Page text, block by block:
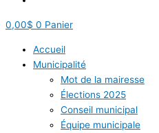
0,00$ 0 Panier
Accueil
Municipalité
Mot de la mairesse
Élections 2025
Conseil municipal
Équipe municipale